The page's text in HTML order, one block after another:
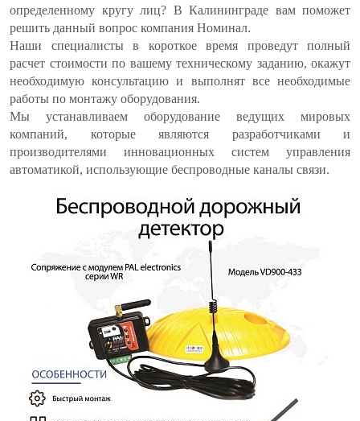
определенному кругу лиц? В Калининграде вам поможет
решить данный вопрос компания Номинал.
Наши специалисты в короткое время проведут полный
расчет стоимости по вашему техническому заданию, окажут
необходимую консультацию и выполнят все необходимые
работы по монтажу оборудования.
Мы устанавливаем оборудование ведущих мировых
компаний, которые являются разработчиками и
производителями инновационных систем управления
автоматикой, использующие беспроводные каналы связи.